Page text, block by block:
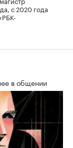
с 2020 года
в общении